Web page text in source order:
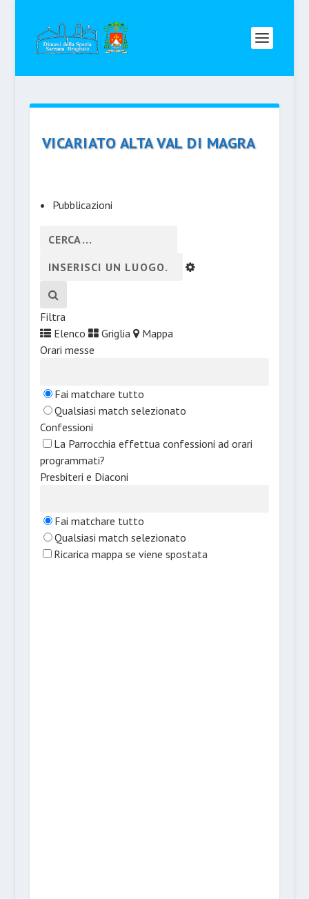
VICARIATO ALTA VAL DI MAGRA
Pubblicazioni
Filtra
Elenco
Griglia
Mappa
Orari messe
Fai matchare tutto
Qualsiasi match selezionato
Confessioni
La Parrocchia effettua confessioni ad orari
programmati?
Presbiteri e Diaconi
Fai matchare tutto
Qualsiasi match selezionato
Ricarica mappa se viene spostata